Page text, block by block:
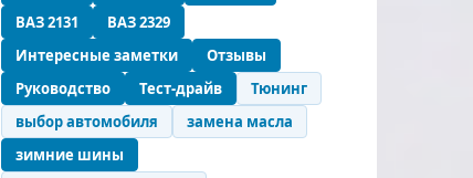
ВАЗ 2131
ВАЗ 2329
Интересные заметки
Отзывы
Руководство
Тест-драйв
Тюнинг
выбор автомобиля
замена масла
зимние шины